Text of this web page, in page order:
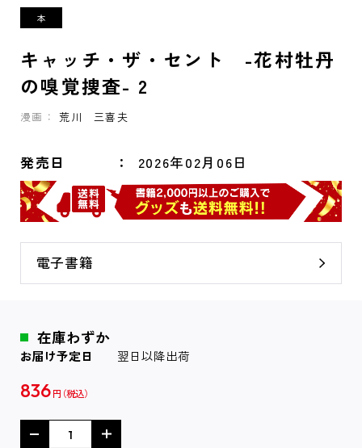
キャッチ・ザ・セント -花村牡丹
の嗅覚捜査- 2
漫画： 荒川 三喜夫
発売日 2026年02月06日
電子書籍
在庫わずか
お届け予定日 翌日以降出荷
836 円